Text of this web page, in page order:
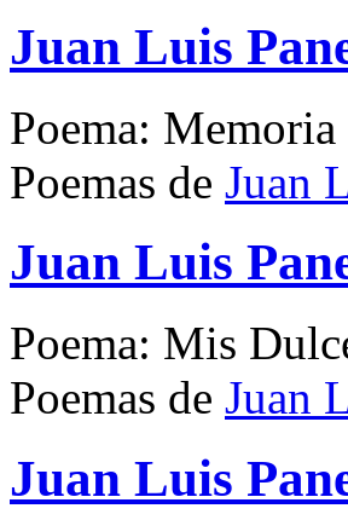
Juan Luis
Poema:
Poemas de Juan
Juan Luis
Poema: Mis
Poemas de Juan
Juan Luis